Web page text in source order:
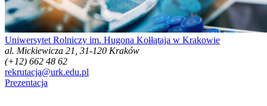
Uniwersytet Rolniczy im. Hugona Kołłątaja w Krakowie
al. Mickiewicza 21, 31-120 Kraków
(+12) 662 48 62
rekrutacja@urk.edu.pl
Prezentacja